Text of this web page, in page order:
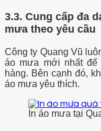
3.3. Cung cấp đa
mưa theo yêu cầu
Công ty Quang Vũ
áo mưa mới nhất để
hàng. Bên cạnh đó,
áo mưa yêu thích.
In áo mưa tại